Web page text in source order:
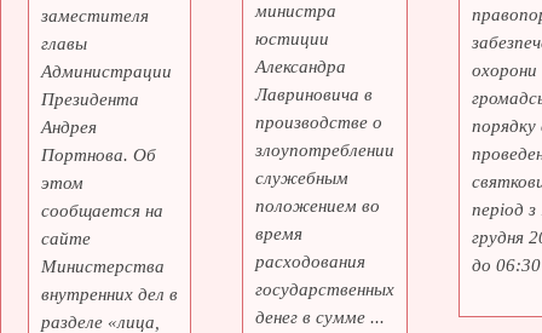
заместителя
главы
Администрации
Президента
Андрея
Портнова. Об
этом
сообщается на
сайте
Министерства
внутренних дел в
разделе «лица,
министра
юстиции
Александра
Лавриновича в
производстве о
злоупотреблении
служебным
положением во
время
расходования
государственных
денег в сумме ...
охорони
порядку
період
грудня
до